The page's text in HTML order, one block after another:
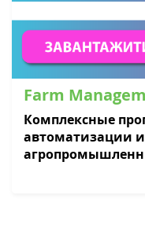
Farm
Комплексные
автоматизации